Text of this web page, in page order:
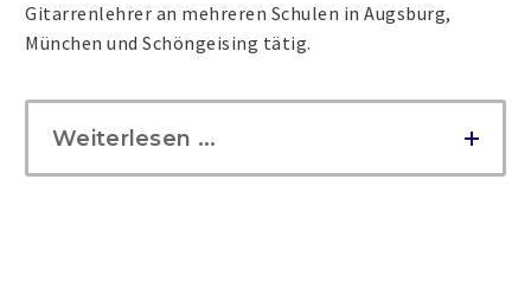
Gitarrenlehrer an mehreren Schulen in Augsburg,
München und Schöngeising tätig.
Weiterlesen ...